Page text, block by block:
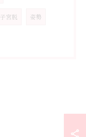
子宮脱 姿勢